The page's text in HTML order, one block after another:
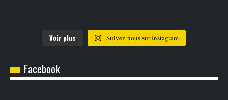
Voir plus Suivez-nous sur Instagram
Facebook